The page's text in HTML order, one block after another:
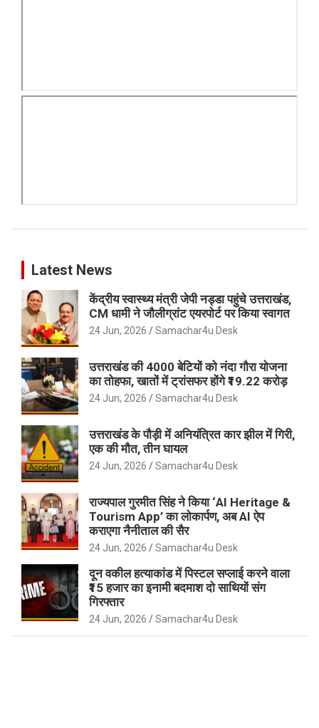
Latest News
केंद्रीय स्वास्थ्य मंत्री जेपी नड्डा पहुंचे उत्तराखंड,
CM धामी ने जौलीग्रांट एयरपोर्ट पर किया स्वागत
24 Jun, 2026 Samachar4u Desk
उत्तराखंड की 4000 बेटियों को नंदा गौरा योजना
का तोहफा, खातों में ट्रांसफर होंगे ₹19.22 करोड़
24 Jun, 2026 Samachar4u Desk
उत्तराखंड के पौड़ी में अनियंत्रित कार झील में गिरी,
एक की मौत, तीन घायल
24 Jun, 2026 Samachar4u Desk
राज्यपाल गुरमीत सिंह ने किया ‘AI Heritage &
Tourism App’ का लोकार्पण, अब AI ऐप
कराएगा नैनीताल की सैर
24 Jun, 2026 Samachar4u Desk
दून वकील हत्याकांड में पिस्टल सप्लाई करने वाला
₹15 हजार का इनामी बदमाश दो साथियों संग
गिरफ्तार
24 Jun, 2026 Samachar4u Desk